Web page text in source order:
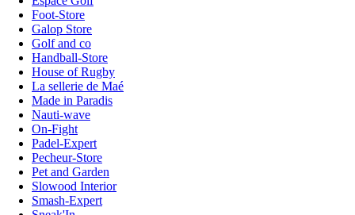
Foot-Store
Galop Store
Golf and co
Handball-Store
House of Rugby
La sellerie de Maé
Made in Paradis
Nauti-wave
On-Fight
Padel-Expert
Pecheur-Store
Pet and Garden
Slowood Interior
Smash-Expert